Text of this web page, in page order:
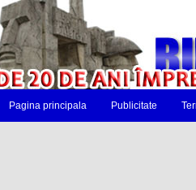
Pagina principala Publicitate